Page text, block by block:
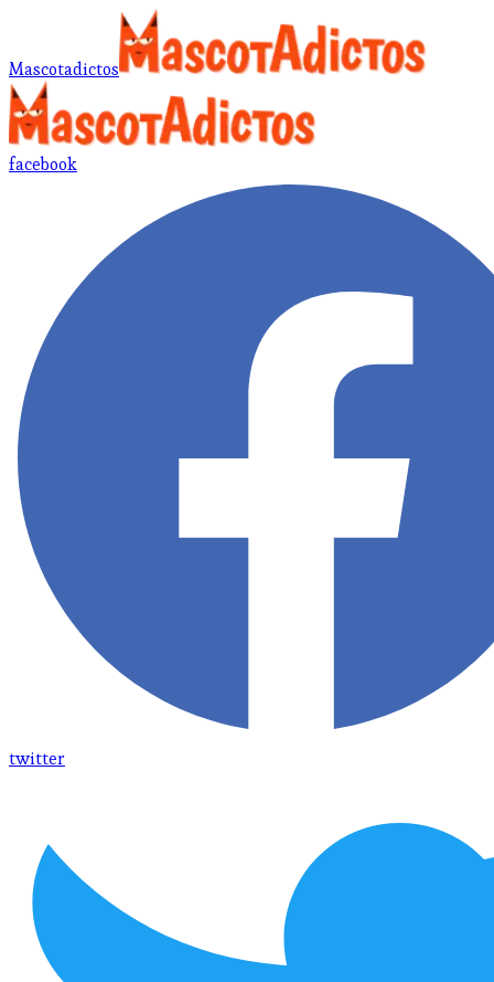
Mascotadictos
facebook
twitter